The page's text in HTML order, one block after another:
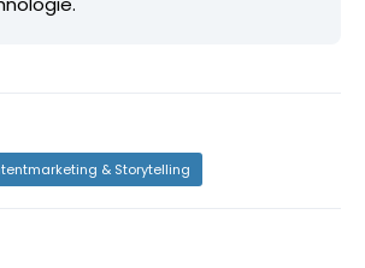
& Storytelling